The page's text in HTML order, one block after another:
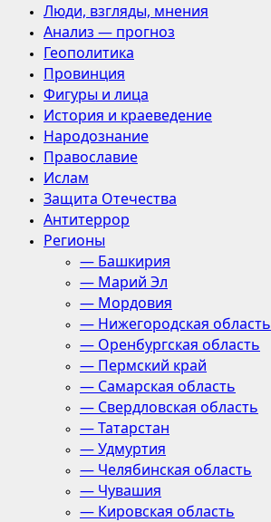
Люди, взгляды, мнения
Анализ — прогноз
Геополитика
Провинция
Фигуры и лица
История и краеведение
Народознание
Православие
Ислам
Защита Отечества
Антитеррор
Регионы
— Башкирия
— Марий Эл
— Мордовия
— Нижегородская область
— Оренбургская область
— Пермский край
— Самарская область
— Свердловская область
— Татарстан
— Удмуртия
— Челябинская область
— Чувашия
— Кировская область